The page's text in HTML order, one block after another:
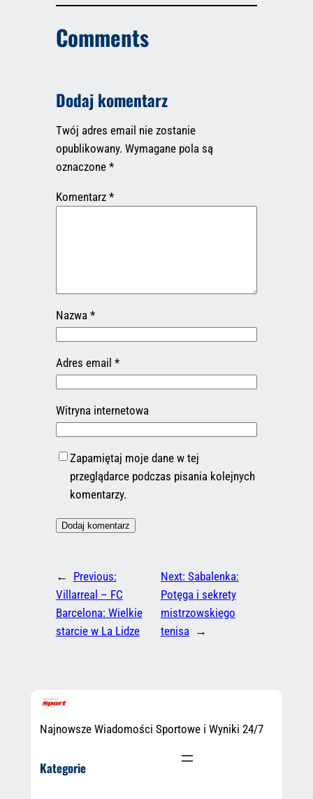
Comments
Dodaj komentarz
Twój adres email nie zostanie
opublikowany. Wymagane pola są
oznaczone *
Komentarz *
Nazwa *
Adres email *
Witryna internetowa
Zapamiętaj moje dane w tej
przeglądarce podczas pisania kolejnych
komentarzy.
← Previous:
Villarreal – FC
Barcelona: Wielkie
starcie w La Lidze
Next: Sabalenka:
Potęga i sekrety
mistrzowskiego
tenisa →
Najnowsze Wiadomości Sportowe i Wyniki 24/7
Kategorie